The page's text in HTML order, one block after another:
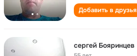
Добавить в друзья
сергей Бояринцев